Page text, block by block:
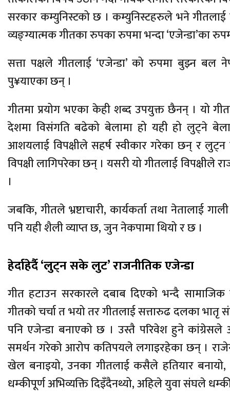
सरकार कम्युनिस्टको छ । कम्युनिस्टहरुले भने गीतलाई
व्यङ्ग्यात्मक गीतका रुपका रुपमा भन्दा ‘एजेन्डा’का
सत्ता पक्षले गीतलाई ‘एजेन्डा’ को रुपमा बुझ्न बल
पु¥याएका छन् ।
गीतमा प्रयोग भएका केही शब्द उपयुक्त छैनन् । यो
देशमा विसंगति बढेको बेलामा हो यही हो लुट्ने
आशयलाई विपक्षीले सहर्ष स्वीकार गरेका छन् र लुट्न
विपक्षी लागिपरेका छन् । यसरी यो गीतलाई विपक्षीले
।
जबकि, गीतले भ्रष्टाचारी, कार्यकर्ता तथा नेतालाई
पनि यही शैली व्याप्त छ, जुन नेकपामा थियो र छ ।
हेर्दाहेर्दै ‘लुट्न सके लुट’ राजनीतिक एजेन्डा
गीत हटाउन सरकारले दबाब दिएको भन्दै सामाजिक
गीतको चर्चा त भयो तर गीतलाई सत्तारुढ दलका
पनि एजेन्डा बनाएको छ । उस्तै परिवेश हुने कांग्रेसले
समर्थन गरेको आरोप कतिपयले लगाइरहेका छन् ।
खेल बनाइयो, उनका गीतलाई कसैले हतियार
धम्कीपूर्ण अभिव्यक्ति दिइँदैनथ्यो, अहिले युवा संघले